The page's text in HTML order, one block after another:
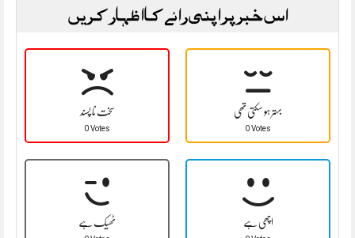
اس خبر پر اپنی رائے کا اظہار کریں
سخت نا پسند
0 Votes
بہتر ہو سکتی تھی
0 Votes
ٹھیک ہے اچھی ہے